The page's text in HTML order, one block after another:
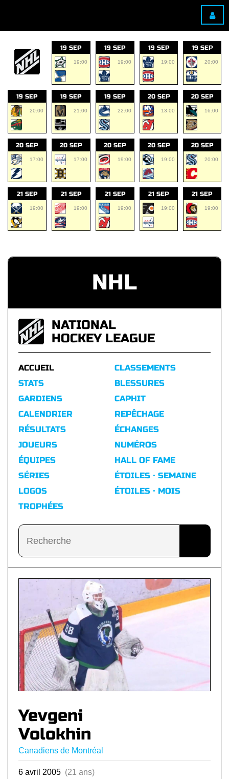
19 SEP
19:00
19 SEP
19:00
19 SEP
19:00
19 SEP
20:00
19 SEP
20:00
19 SEP
21:00
19 SEP
22:00
20 SEP
13:00
20 SEP
16:00
20 SEP
17:00
20 SEP
17:00
20 SEP
19:00
20 SEP
19:00
20 SEP
20:00
21 SEP
19:00
21 SEP
19:00
21 SEP
19:00
21 SEP
19:00
21 SEP
19:00
NHL
NATIONAL
HOCKEY LEAGUE
ACCUEIL
STATS
GARDIENS
CALENDRIER
RÉSULTATS
CLASSEMENTS
BLESSURES
CAPHIT
REPÊCHAGE
ÉCHANGES
JOUEURS
ÉQUIPES
SÉRIES
LOGOS
TROPHÉES
NUMÉROS
HALL OF FAME
ÉTOILES · SEMAINE
ÉTOILES · MOIS
Yevgeni
Volokhin
Canadiens de Montréal
6 avril 2005 (21 ans)